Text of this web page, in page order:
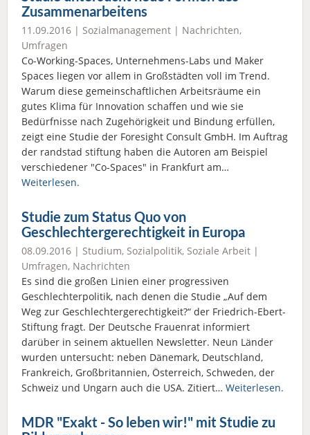
Zusammenarbeitens
11.09.2016 | Sozialmanagement | Nachrichten,
Umfragen
Co-Working-Spaces, Unternehmens-Labs und Maker
Spaces liegen vor allem in Großstädten voll im Trend.
Warum diese gemeinschaftlichen Arbeitsräume ein
gutes Klima für Innovation schaffen und wie sie
Bedürfnisse nach Zugehörigkeit und Bindung erfüllen,
zeigt eine Studie der Foresight Consult GmbH. Im Auftrag
der randstad stiftung haben die Autoren am Beispiel
verschiedener "Co-Spaces" in Frankfurt am…
Weiterlesen.
Studie zum Status Quo von
Geschlechtergerechtigkeit in Europa
08.09.2016 | Studium, Sozialpolitik, Soziale Arbeit |
Umfragen, Nachrichten
Es sind die großen Linien einer progressiven
Geschlechterpolitik, nach denen die Studie „Auf dem
Weg zur Geschlechtergerechtigkeit?“ der Friedrich-Ebert-
Stiftung fragt. Der Deutsche Frauenrat informiert
darüber in seinem aktuellen Newsletter. Neun Länder
wurden untersucht: neben Dänemark, Deutschland,
Frankreich, Großbritannien, Österreich, Schweden, der
Schweiz und Ungarn auch die USA. Zitiert… Weiterlesen.
MDR "Exakt - So leben wir!" mit Studie zu